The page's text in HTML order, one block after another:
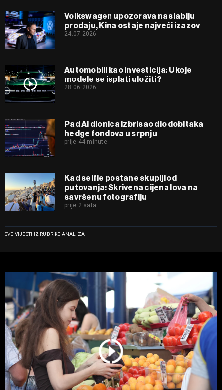
Volkswagen upozorava na slabiju
prodaju, Kina ostaje najveći izazov
24.07.2026
Automobili kao investicija: U koje
modele se isplati uložiti?
28.06.2026
Pad AI dionica izbrisao dio dobitaka
hedge fondova u srpnju
prije 44 minute
Kad selfie postane skuplji od
putovanja: Skrivena cijena lova na
savršenu fotografiju
prije 2 sata
SVE VIJESTI IZ RUBRIKE ANALIZA